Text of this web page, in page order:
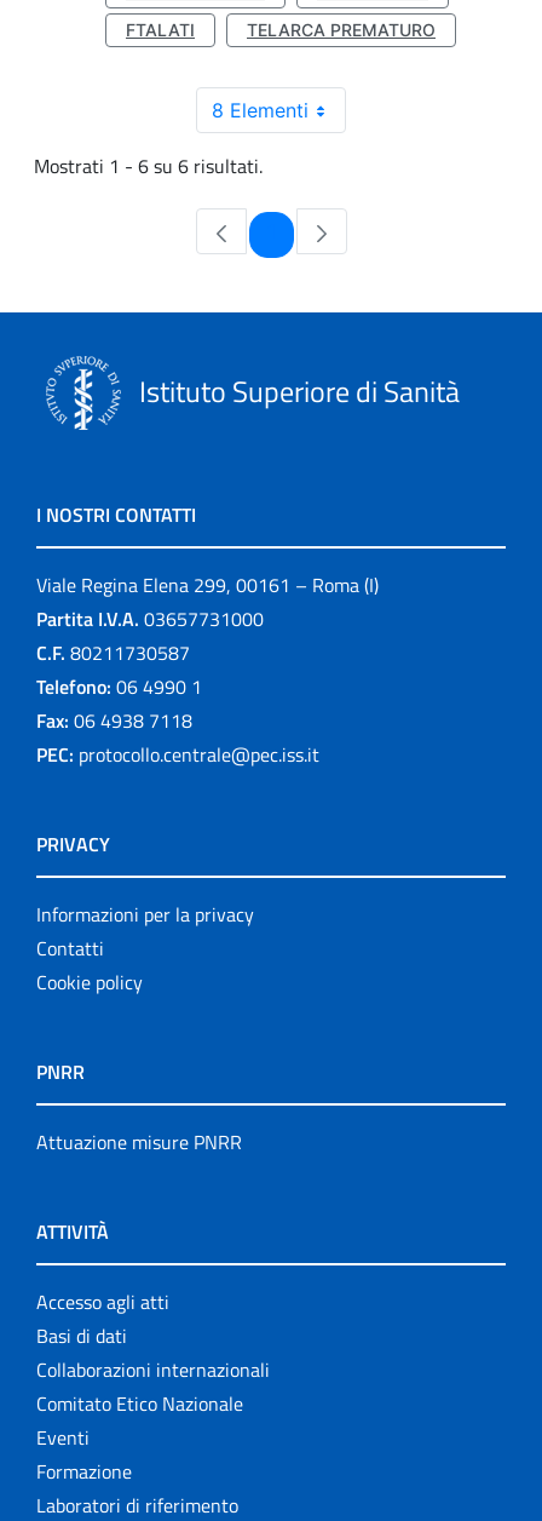
FTALATI
TELARCA PREMATURO
8 Elementi
Mostrati 1 - 6 su 6 risultati.
Pagina
Istituto Superiore di Sanità
I NOSTRI CONTATTI
Viale Regina Elena 299, 00161 – Roma (I)
Partita I.V.A. 03657731000
C.F. 80211730587
Telefono: 06 4990 1
Fax: 06 4938 7118
PEC: protocollo.centrale@pec.iss.it
PRIVACY
Informazioni per la privacy
Contatti
Cookie policy
PNRR
Attuazione misure PNRR
ATTIVITÀ
Accesso agli atti
Basi di dati
Collaborazioni internazionali
Comitato Etico Nazionale
Eventi
Formazione
Laboratori di riferimento